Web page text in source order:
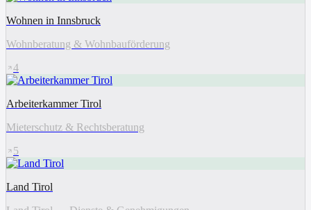
Wohnen in Innsbruck
Wohnberatung & Wohnbauförderung
4
Arbeiterkammer Tirol
Mieterschutz & Rechtsberatung
5
Land Tirol